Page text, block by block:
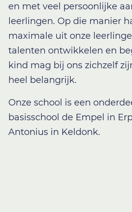
en met veel persoonlijke
leerlingen. Op die manier
maximale uit onze
talenten ontwikkelen en
kind mag bij ons zichzelf
heel belangrijk.
Onze school is een
basisschool de Empel in
Antonius in Keldonk.